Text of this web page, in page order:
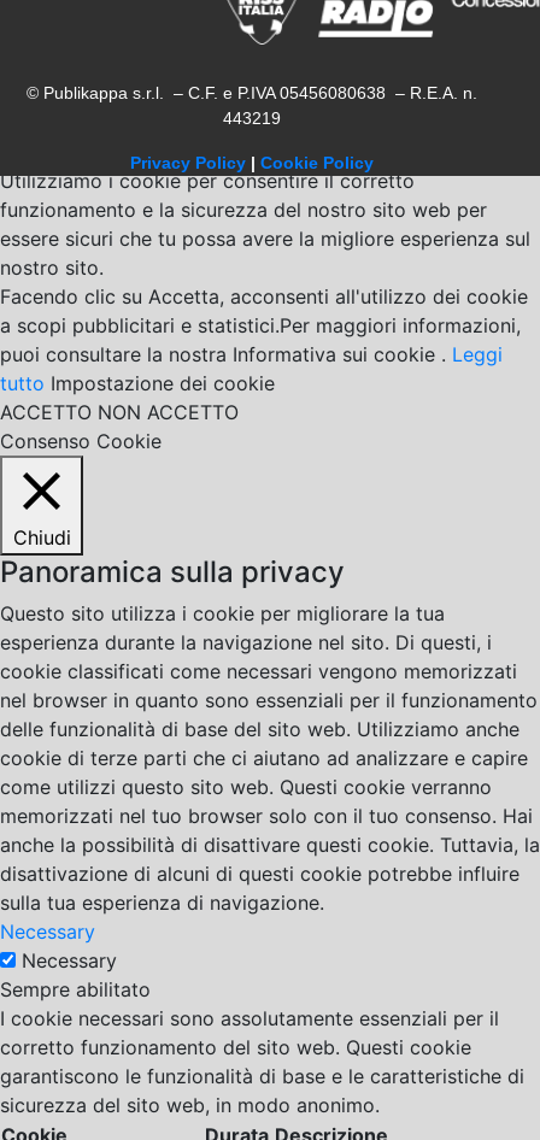
© Publikappa s.r.l. – C.F. e P.IVA 05456080638 – R.E.A. n.
443219
Privacy Policy | Cookie Policy
Utilizziamo i cookie per consentire il corretto
funzionamento e la sicurezza del nostro sito web per
essere sicuri che tu possa avere la migliore esperienza sul
nostro sito.
Facendo clic su Accetta, acconsenti all'utilizzo dei cookie
a scopi pubblicitari e statistici.Per maggiori informazioni,
puoi consultare la nostra Informativa sui cookie . Leggi
tutto Impostazione dei cookie
ACCETTO NON ACCETTO
Consenso Cookie
Chiudi
Panoramica sulla privacy
Questo sito utilizza i cookie per migliorare la tua
esperienza durante la navigazione nel sito. Di questi, i
cookie classificati come necessari vengono memorizzati
nel browser in quanto sono essenziali per il funzionamento
delle funzionalità di base del sito web. Utilizziamo anche
cookie di terze parti che ci aiutano ad analizzare e capire
come utilizzi questo sito web. Questi cookie verranno
memorizzati nel tuo browser solo con il tuo consenso. Hai
anche la possibilità di disattivare questi cookie. Tuttavia, la
disattivazione di alcuni di questi cookie potrebbe influire
sulla tua esperienza di navigazione.
Necessary
Necessary
Sempre abilitato
I cookie necessari sono assolutamente essenziali per il
corretto funzionamento del sito web. Questi cookie
garantiscono le funzionalità di base e le caratteristiche di
sicurezza del sito web, in modo anonimo.
Cookie
Durata Descrizione